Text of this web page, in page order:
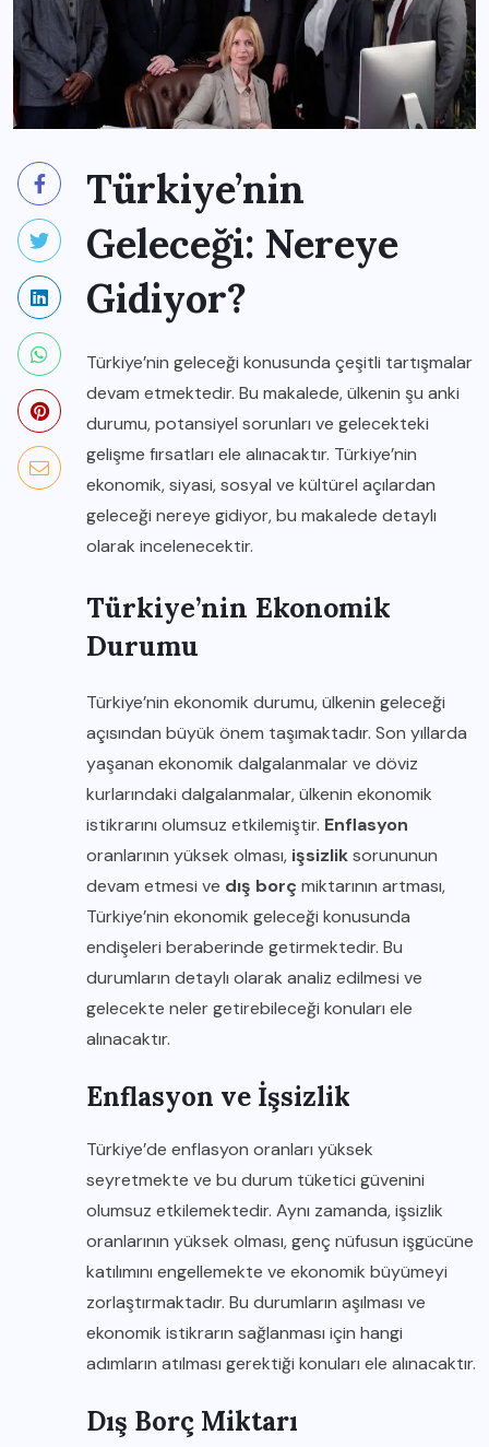
Türkiye’nin
Geleceği: Nereye
Gidiyor?
Türkiye’nin geleceği konusunda çeşitli tartışmalar
devam etmektedir. Bu makalede, ülkenin şu anki
durumu, potansiyel sorunları ve gelecekteki
gelişme fırsatları ele alınacaktır. Türkiye’nin
ekonomik, siyasi, sosyal ve kültürel açılardan
geleceği nereye gidiyor, bu makalede detaylı
olarak incelenecektir.
Türkiye’nin Ekonomik
Durumu
Türkiye’nin ekonomik durumu, ülkenin geleceği
açısından büyük önem taşımaktadır. Son yıllarda
yaşanan ekonomik dalgalanmalar ve döviz
kurlarındaki dalgalanmalar, ülkenin ekonomik
istikrarını olumsuz etkilemiştir. Enflasyon
oranlarının yüksek olması, işsizliksorununun
devam etmesi ve dış borç miktarının artması,
Türkiye’nin ekonomik geleceği konusunda
endişeleri beraberinde getirmektedir. Bu
durumların detaylı olarak analiz edilmesi ve
gelecekte neler getirebileceği konuları ele
alınacaktır.
Enflasyon ve İşsizlik
Türkiye’de enflasyon oranları yüksek
seyretmekte ve bu durum tüketici güvenini
olumsuz etkilemektedir. Aynı zamanda, işsizlik
oranlarının yüksek olması, genç nüfusun işgücüne
katılımını engellemekte ve ekonomik büyümeyi
zorlaştırmaktadır. Bu durumların aşılması ve
ekonomik istikrarın sağlanması için hangi
adımların atılması gerektiği konuları ele alınacaktır.
Dış Borç Miktarı